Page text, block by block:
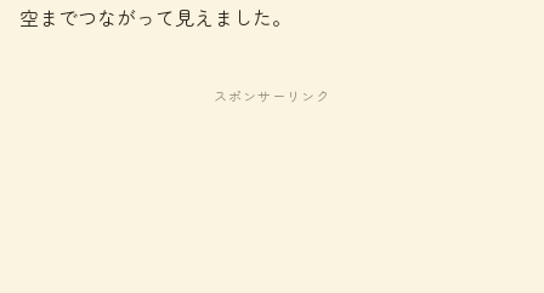
空までつながって見えました。
スポンサーリンク